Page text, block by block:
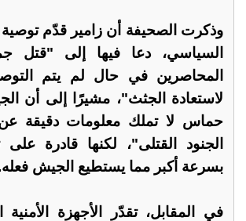
وذكرت الصحيفة أن زامير قدّم
السياسي، دعا فيها إلى "قتل
المحاصرين في حال لم يتم
لاستعادة الجثث"، مشيرًا إلى أن
حماس لا تملك معلومات دقيقة
الجنود القتلى"، لكنها قادرة
بسرعة أكبر مما يستطيع الجيش
في المقابل، تقدّر الأجهزة الأمنية